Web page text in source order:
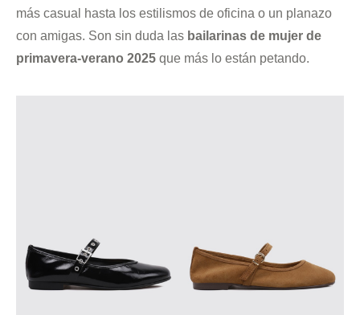
más casual hasta los estilismos de oficina o un planazo
con amigas. Son sin duda las bailarinas de mujer de
primavera-verano 2025 que más lo están petando.